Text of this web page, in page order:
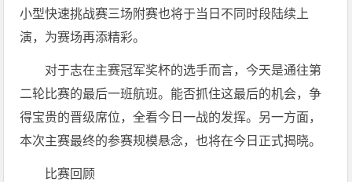
小型快速挑战赛三场附赛也将于当日不同时段陆续上
演，为赛场再添精彩。
对于志在主赛冠军奖杯的选手而言，今天是通往第
二轮比赛的最后一班航班。能否抓住这最后的机会，争
得宝贵的晋级席位，全看今日一战的发挥。另一方面，
本次主赛最终的参赛规模悬念，也将在今日正式揭晓。
比赛回顾